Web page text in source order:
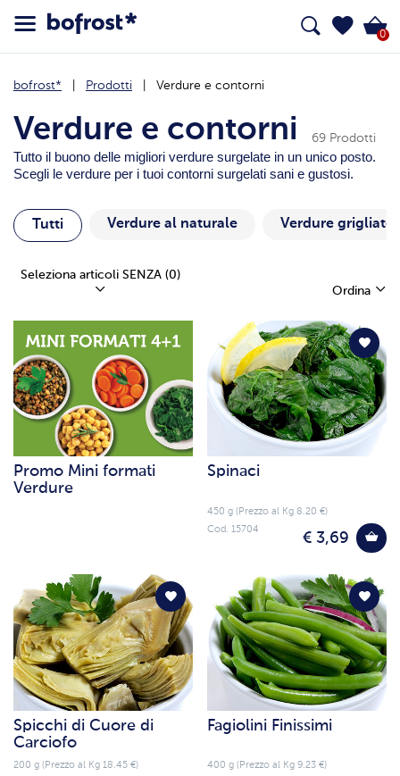
0
bofrost* Prodotti Verdure e contorni
Verdure e contorni 69 Prodotti
Tutto il buono delle migliori verdure surgelate in un unico posto.
Scegli le verdure per i tuoi contorni surgelati sani e gustosi.
Tutti Verdure al naturale Verdure grigliate
Seleziona articoli SENZA (0)
Ordina
Promo Mini formati
Verdure
Spinaci
450 g (Prezzo al Kg 8.20 €)
€ 3,69
Cod. 15704
Spicchi di Cuore di
Carciofo
200 g (Prezzo al Kg 18.45 €)
Fagiolini Finissimi
400 g (Prezzo al Kg 9.23 €)